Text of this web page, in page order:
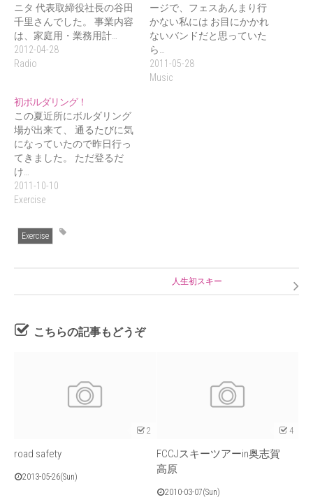
ニタ 代表取締役社長の谷田
千里さんでした。 事業内容
は、家庭用・業務用計…
2012-04-28
Radio
ージで、フェスあんまり行
かない私には お目にかかれ
ないバンドだと思っていた
ら…
2011-05-28
Music
初ボルダリング！
この夏近所にボルダリング
場が出来て、 通るたびに気
になっていたので昨日行っ
てきました。 ただ登るだ
け…
2011-10-10
Exercise
Exercise
人生初スキー
こちらの記事もどうぞ
2
road safety
2013-05-26(Sun)
4
FCCJスキーツアーin奥志賀
高原
2010-03-07(Sun)